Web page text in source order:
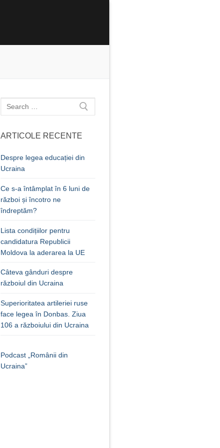
Caută
după:
ARTICOLE RECENTE
Despre legea educației din
Ucraina
Ce s-a întâmplat în 6 luni de
război și încotro ne
îndreptăm?
Lista condițiilor pentru
candidatura Republicii
Moldova la aderarea la UE
Câteva gânduri despre
războiul din Ucraina
Superioritatea artileriei ruse
face legea în Donbas. Ziua
106 a războiului din Ucraina
Podcast „Românii din
Ucraina”